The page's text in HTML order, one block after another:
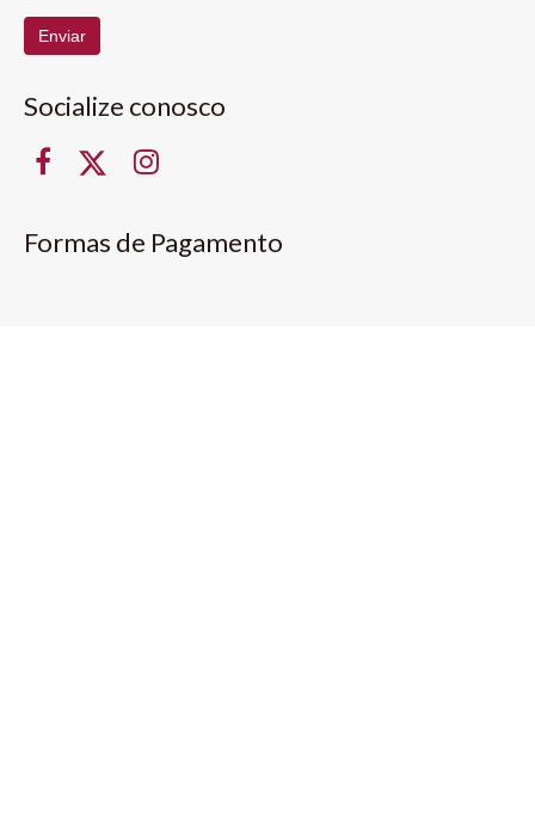
Enviar
Socialize conosco
Formas de Pagamento